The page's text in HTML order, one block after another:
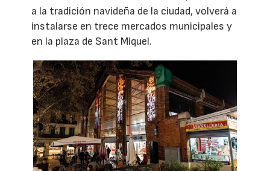
a la tradición navideña de la ciudad, volverá a
instalarse en trece mercados municipales y
en la plaza de Sant Miquel.